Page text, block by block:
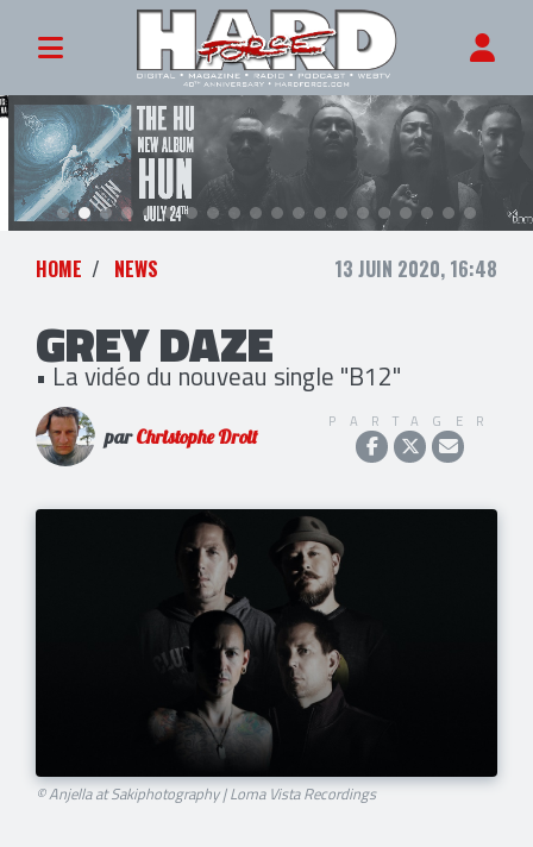
HOME NEWS 13 JUIN 2020, 16:48
GREY DAZE
• La vidéo du nouveau single "B12"
parChristophe Droit
PARTAGER
© Anjella at Sakiphotography | Loma Vista Recordings